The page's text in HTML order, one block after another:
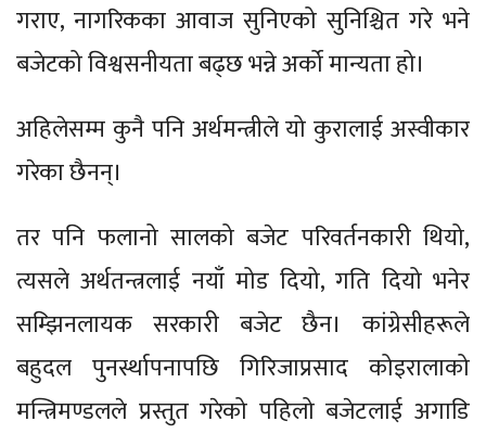
गराए, नागरिकका आवाज सुनिएको सुनिश्चित गरे भने
बजेटको विश्वसनीयता बढ्छ भन्ने अर्को मान्यता हो।
अहिलेसम्म कुनै पनि अर्थमन्त्रीले यो कुरालाई अस्वीकार
गरेका छैनन्।
तर पनि फलानो सालको बजेट परिवर्तनकारी थियो,
त्यसले अर्थतन्त्रलाई नयाँ मोड दियो, गति दियो भनेर
सम्झिनलायक सरकारी बजेट छैन। कांग्रेसीहरूले
बहुदल पुनर्स्थापनापछि गिरिजाप्रसाद कोइरालाको
मन्त्रिमण्डलले प्रस्तुत गरेको पहिलो बजेटलाई अगाडि